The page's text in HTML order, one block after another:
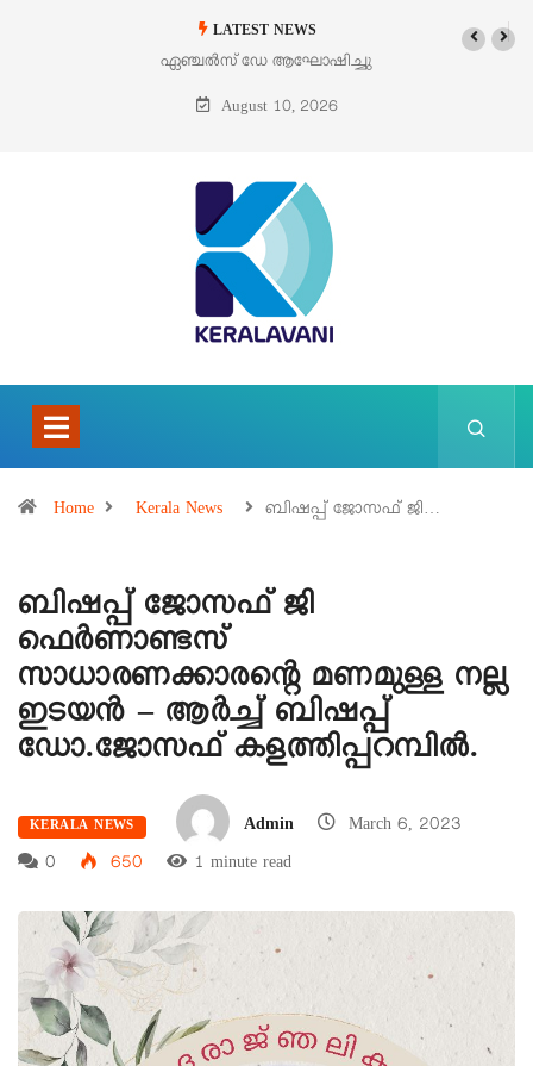
LATEST NEWS
ഡേ ആഘോഷിച്ചു ഓഗസ്റ്റ് 9 – വിശുദ്ധ തെരേസ
ബെനഡിക്ട ഓഫ് ദ ക്രോസ്
August 10, 2026
Home Kerala News ബിഷപ്പ് ജോസഫ് ജി…
ബിഷപ്പ് ജോസഫ് ജി
ഫെർണാണ്ടസ്
സാധാരണക്കാരന്റെ മണമുള്ള നല്ല
ഇടയൻ – ആർച്ച് ബിഷപ്പ്
ഡോ.ജോസഫ് കളത്തിപ്പറമ്പിൽ.
KERALA NEWS Admin
March 6, 2023
0
650 1 minute read